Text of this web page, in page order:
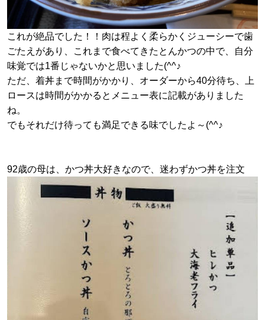
これが絶品でした！！肉は程よく柔らかくジューシーで歯
ごたえがあり、これまで食べてきたとんかつの中で、自分
味覚では1番じゃないかと思いました(^^♪
ただ、着丼まで時間がかかり、オーダーから40分待ち、
上
ロースは時間がかかるとメニュー表に記載がありました
ね。
でもそれだけ待っても満足できる味でしたよ～(^^♪
92歳の母は、かつ丼大好きなので、迷わずかつ丼を注文